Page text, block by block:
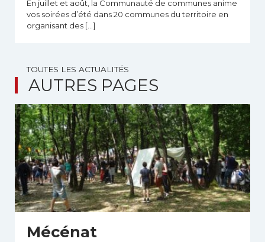
En juillet et août, la Communauté de communes anime
vos soirées d’été dans 20 communes du territoire en
organisant des […]
TOUTES LES ACTUALITÉS
AUTRES PAGES
Mécénat